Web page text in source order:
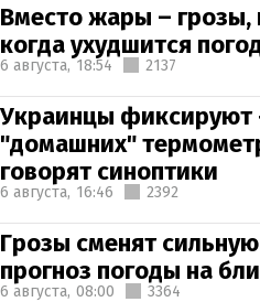
Вместо жары – грозы,
когда ухудшится
6 августа, 18:54 2137
Украинцы фиксируют
"домашних"
говорят синоптики
6 августа, 16:46 2392
Грозы сменят
прогноз погоды на
6 августа, 08:00 3364